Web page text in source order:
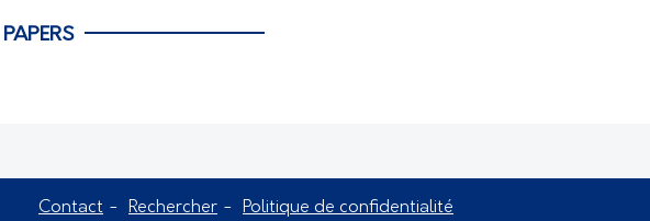
Contact Rechercher Politique de confidentialité